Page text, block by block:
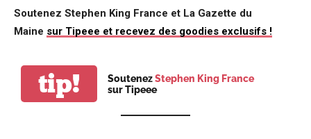
Soutenez Stephen King France et La Gazette du
Maine sur Tipeee et recevez des goodies exclusifs !
tip! SoutenezStephen King France
sur Tipeee